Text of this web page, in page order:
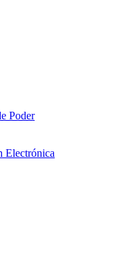
Poder
Electrónica